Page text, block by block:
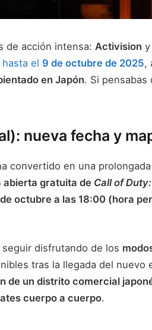
de acción intensa: Activision y
hasta el 9 de octubre de 2025,
en Japón. Si pensabas
nueva fecha y
convertido en una
gratuita de Call of
octubre a las 18:00 (hora
disfrutando de los
tras la llegada del nuevo
de un distrito comercial
cuerpo a cuerpo.